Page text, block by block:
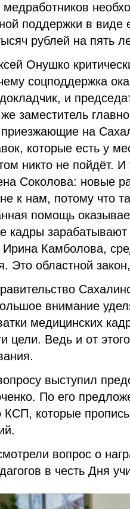
медработников
поддержки в
рублей на пять
Онушко
соцподдержка
и
заместитель
на
которые есть у
никто не пойдёт.
Соколова: новые
к нам, потому что
помощь
кадры
Ирина Камболова,
Это областной
внимание
медицинских
цели. Ведь и от
выступил
По его
КСП, которые
вопрос о
в честь Дня